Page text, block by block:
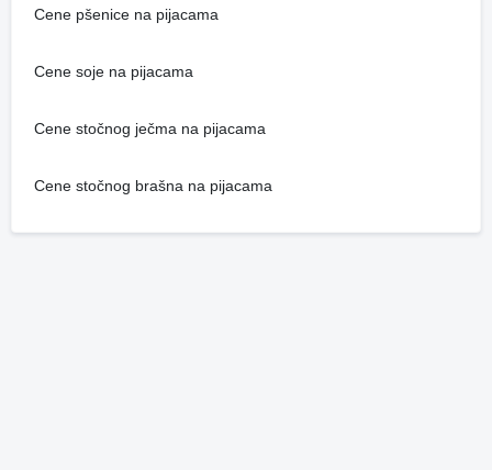
Cene pšenice na pijacama
Cene soje na pijacama
Cene stočnog ječma na pijacama
Cene stočnog brašna na pijacama